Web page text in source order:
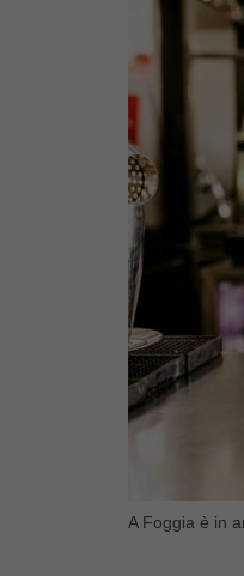
A Foggia è in